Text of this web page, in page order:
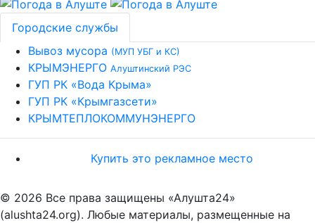
Городские службы
Вывоз мусора (МУП УБГ и КС)
КРЫМЭНЕРГО Алуштинский РЭС
ГУП РК «Вода Крыма»
ГУП РК «Крымгазсети»
КРЫМТЕПЛОКОММУНЭНЕРГО
Купить это рекламное место
© 2026 Все права защищены «Алушта24»
(alushta24.org). Любые материалы, размещенные на